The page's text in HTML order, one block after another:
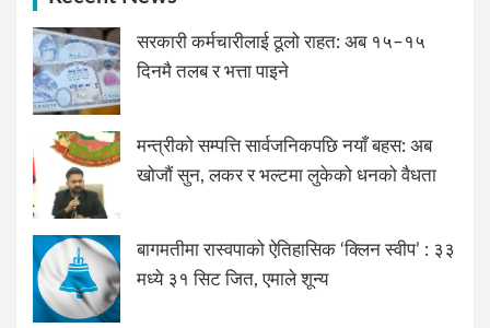
सरकारी कर्मचारीलाई ठूलो राहत: अब १५–१५
दिनमै तलब र भत्ता पाइने
मन्त्रीको सम्पत्ति सार्वजनिकपछि नयाँ बहस: अब
खोजौं सुन, लकर र भल्टमा लुकेको धनको वैधता
बागमतीमा रास्वपाको ऐतिहासिक ‘क्लिन स्वीप’ : ३३
मध्ये ३१ सिट जित, एमाले शून्य